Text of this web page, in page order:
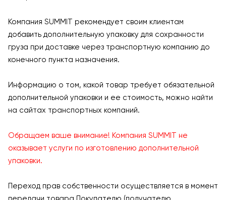
Компания SUMMIT рекомендует своим клиентам
добавить дополнительную упаковку для сохранности
груза при доставке через транспортную компанию до
конечного пункта назначения.
Информацию о том, какой товар требует обязательной
дополнительной упаковки и ее стоимость, можно найти
на сайтах транспортных компаний.
Обращаем ваше внимание! Компания SUMMIT не
оказывает услуги по изготовлению дополнительной
упаковки.
Переход прав собственности осуществляется в момент